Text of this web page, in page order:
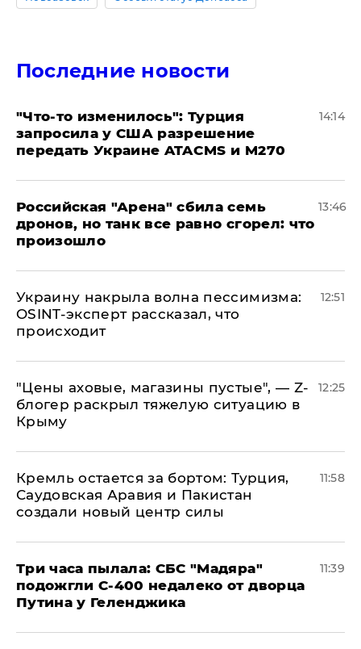
Последние новости
​"Что-то изменилось": Турция
запросила у США разрешение
передать Украине ATACMS и M270
14:14
​Российская "Арена" сбила семь
дронов, но танк все равно сгорел: что
произошло
13:46
​Украину накрыла волна пессимизма:
OSINT-эксперт рассказал, что
происходит
12:51
​"Цены аховые, магазины пустые", — Z-
блогер раскрыл тяжелую ситуацию в
Крыму
12:25
​Кремль остается за бортом: Турция,
Саудовская Аравия и Пакистан
создали новый центр силы
11:58
Три часа пылала: СБС "Мадяра"
подожгли С-400 недалеко от дворца
Путина у Геленджика
11:39